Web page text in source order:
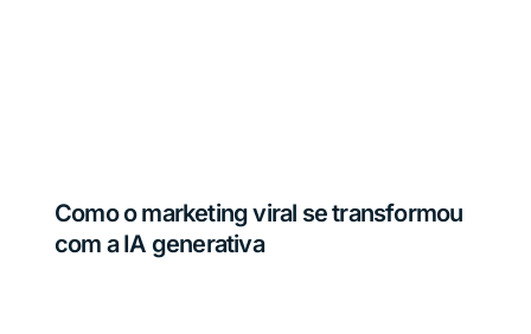
Como o marketing viral se transformou
com a IA generativa